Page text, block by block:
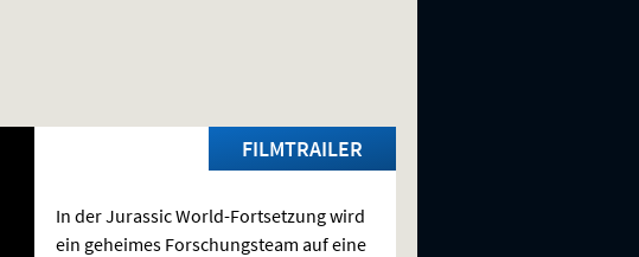
FILMTRAILER
In der Jurassic World-Fortsetzung wird
ein geheimes Forschungsteam auf eine